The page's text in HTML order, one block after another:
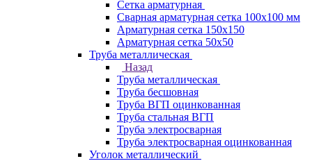
Сетка арматурная
Сварная арматурная сетка 100х100 мм
Арматурная сетка 150х150
Арматурная сетка 50х50
Труба металлическая
Назад
Труба металлическая
Труба бесшовная
Труба ВГП оцинкованная
Труба стальная ВГП
Труба электросварная
Труба электросварная оцинкованная
Уголок металлический